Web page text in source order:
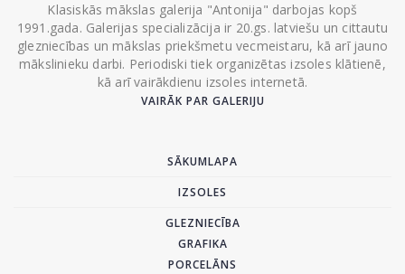
Klasiskās mākslas galerija "Antonija" darbojas kopš
1991.gada. Galerijas specializācija ir 20.gs. latviešu un cittautu
glezniecības un mākslas priekšmetu vecmeistaru, kā arī jauno
mākslinieku darbi. Periodiski tiek organizētas izsoles klātienē,
kā arī vairākdienu izsoles internetā.
VAIRĀK PAR GALERIJU
SĀKUMLAPA
IZSOLES
GLEZNIECĪBA
GRAFIKA
PORCELĀNS